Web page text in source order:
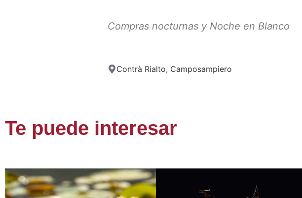
Compras nocturnas y Noche en Blanco
Contrà Rialto, Camposampiero
Te puede interesar